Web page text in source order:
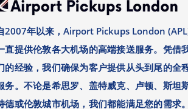
2007年以来，Airport Pickups London
直提供伦敦各大机场的高端接送服务。凭借
的经验，我们确保为客户提供从头到尾的全
务。不论是希思罗、盖特威克、卢顿、斯坦
德或伦敦城市机场，我们都能满足您的需求